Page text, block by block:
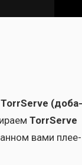
TorrServe (доба­
TorrServe
вами пле­е­